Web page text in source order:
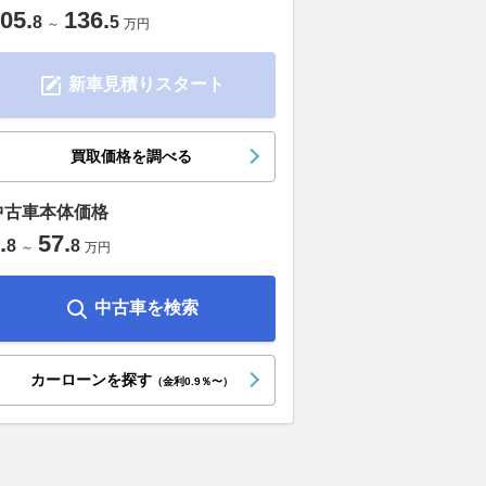
.8 ～ 136.5 万円
新車見積りスタート
買取価格を調べる
古車本体価格
.8 ～ 57.8 万円
中古車を検索
カーローンを探す（金利0.9％〜）